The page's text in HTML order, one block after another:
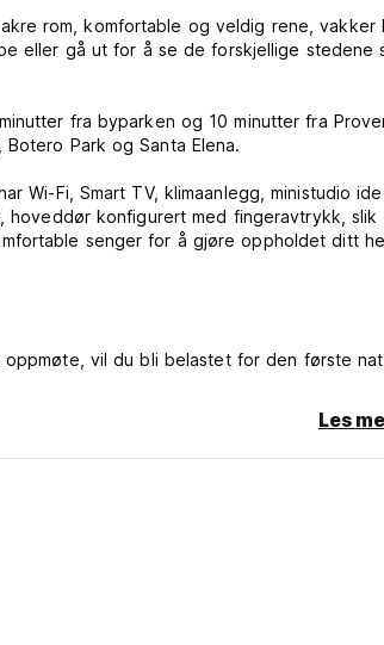
rom, komfortable og veldig rene, vakker
eller gå ut for å se de forskjellige stedene
fra byparken og 10 minutter fra
Park og Santa Elena.
Wi-Fi, Smart TV, klimaanlegg, ministudio
hoveddør konfigurert med fingeravtrykk, slik
senger for å gjøre oppholdet ditt
oppmøte, vil du bli belastet for den første
Les